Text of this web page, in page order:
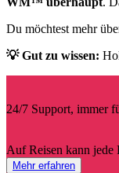
Du möchtest mehr
💡 Gut zu wissen:
24/7 Support, immer
Auf Reisen kann jede
Mehr erfahren